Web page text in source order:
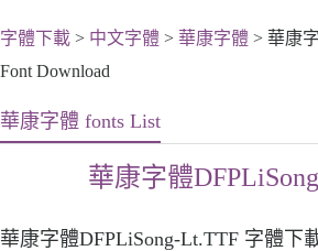
字體下載 > 中文字體 > 華康字體 > 華康
Font Download
華康字體 fonts List
華康字體
華康字體DFPLiSong-Lt.TTF 字體下